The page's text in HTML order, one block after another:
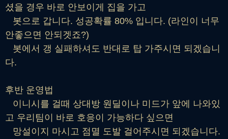
셨을 경우 바로 안보이게 집을 가고
봇으로 갑니다. 성공확률 80% 입니다. (라인이 너무
안좋으면 안되겟죠?)
봇에서 갱 실패하셔도 반대로 탑 가주시면 되겠습니
다.
후반 운영법
이니시를 걸때 상대방 원딜이나 미드가 앞에 나와있
고 우리팀이 바로 호응이 가능하다 싶으면
망설이지 마시고 점멸 도발 걸어주시면 되겠습니다.